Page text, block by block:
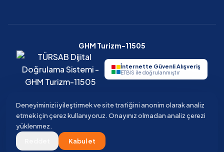
GHM Turizm-11505
İnternette Güvenli Alışveriş
ETBİS ile doğrulanmıştır
2026 Tourperia Seyahat Acentesi
GHM Turizm · TÜRSAB Belge No 11505 · Güvenli ödeme · 3D Secure
Deneyiminizi iyileştirmek ve site trafiğini anonim olarak analiz
etmek için çerez kullanıyoruz. Onayınız olmadan analiz çerezi
yüklenmez.
Kabul et